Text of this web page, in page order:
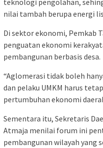
nilai tambah berupa energi
Di sektor ekonomi, Pemkab
penguatan ekonomi
pembangunan berbasis desa.
“Aglomerasi tidak boleh
dan pelaku UMKM harus
pertumbuhan ekonomi
Sementara itu, Sekretaris
Atmaja menilai forum ini
pembangunan wilayah yang